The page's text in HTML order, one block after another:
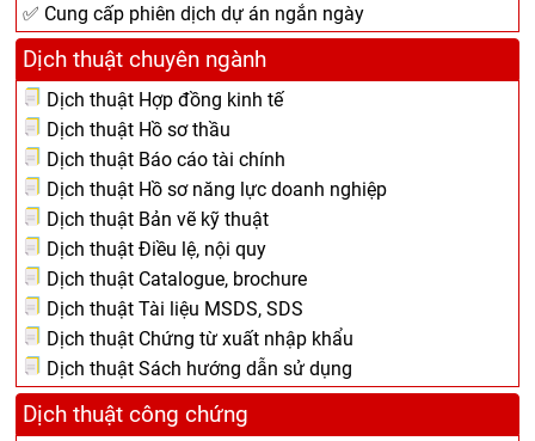
✅ Cung cấp phiên dịch dự án ngắn ngày
Dịch thuật chuyên ngành
Dịch thuật Hợp đồng kinh tế
Dịch thuật Hồ sơ thầu
Dịch thuật Báo cáo tài chính
Dịch thuật Hồ sơ năng lực doanh nghiệp
Dịch thuật Bản vẽ kỹ thuật
Dịch thuật Điều lệ, nội quy
Dịch thuật Catalogue, brochure
Dịch thuật Tài liệu MSDS, SDS
Dịch thuật Chứng từ xuất nhập khẩu
Dịch thuật Sách hướng dẫn sử dụng
Dịch thuật công chứng